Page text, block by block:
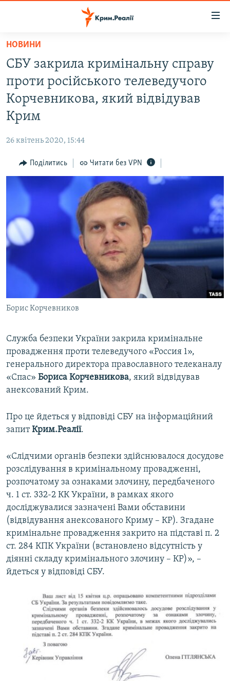
Перейти
основного
матеріалу
Перейти
до
основної
Перейти
пошуку
ВОДА.КРИМ
ВІДЕО ТА ФОТО
ПОЛІТИКА
ІНТЕРВ'Ю
ВСЕ ЗА ДЕНЬ
ДЕПОРТАЦІЯ
ВІДЕОУРОКИ «ELIFBE»
УКРАЇНСЬКА ПРОБЛЕМА КРИМУ
ІНФОГРАФІКА
ЯК ОБІЙТИ БЛОКУВАННЯ
Русский
Qırımtatar
ДОЛУЧАЙСЯ!
Усі сайти RFE/RL
НОВИНИ
СБУ закрила кримінальну справу
проти російського телеведучого
Корчевникова, який відвідував
Крим
26 квітень 2020, 15:44
Поділитись Читати без VPN
Борис Корчевников
Служба безпеки України закрила кримінальне
провадження проти телеведучого «Россия 1»,
генерального директора православного телеканалу
«Спас» Бориса Корчевникова, який відвідував
анексований Крим.
Про це йдеться у відповіді СБУ на інформаційний
запитКрим.Реалії.
«Слідчими органів безпеки здійснювалося досудове
розслідування в кримінальному провадженні,
розпочатому за ознаками злочину, передбаченого
ч. 1 ст. 332-2 КК України, в рамках якого
досліджувалися зазначені Вами обставини
(відвідування анексованого Криму – КР). Згадане
кримінальне провадження закрито на підставі п. 2
ст. 284 КПК України (встановлено відсутність у
діянні складу кримінального злочину – КР)», –
йдеться у відповіді СБУ.